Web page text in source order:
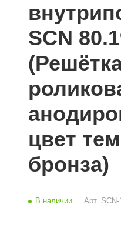
SCN
цвет
бронза)
В наличии Арт. SCN-